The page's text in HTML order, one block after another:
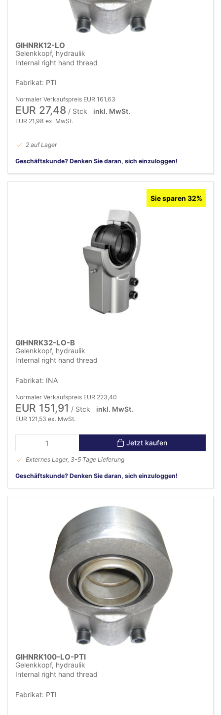
GIHNRK12-LO
Gelenkkopf, hydraulik
Internal right hand thread
Fabrikat: PTI
Normaler Verkaufspreis EUR 161,63
EUR 27,48 / Stck inkl. MwSt.
EUR 21,98 ex. MwSt.
2 auf Lager
Geschäftskunde? Denken Sie daran, sich einzuloggen!
Sie sparen 32%
GIHNRK32-LO-B
Gelenkkopf, hydraulik
Internal right hand thread
Fabrikat: INA
Normaler Verkaufspreis EUR 223,40
EUR 151,91 / Stck inkl. MwSt.
EUR 121,53 ex. MwSt.
Jetzt kaufen
Externes Lager, 3-5 Tage Lieferung
Geschäftskunde? Denken Sie daran, sich einzuloggen!
GIHNRK100-LO-PTI
Gelenkkopf, hydraulik
Internal right hand thread
Fabrikat: PTI